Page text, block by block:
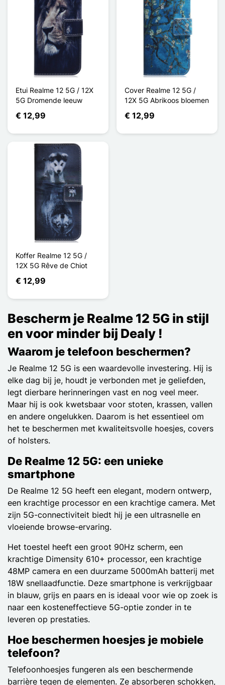
Etui Realme 12 5G / 12X
5G Dromende leeuw
€ 12,99
Cover Realme 12 5G /
12X 5G Abrikoos bloemen
€ 12,99
Koffer Realme 12 5G /
12X 5G Rêve de Chiot
€ 12,99
Bescherm je Realme 12 5G in stijl
en voor minder bij Dealy !
Waarom je telefoon beschermen?
Je Realme 12 5G is een waardevolle investering. Hij is
elke dag bij je, houdt je verbonden met je geliefden,
legt dierbare herinneringen vast en nog veel meer.
Maar hij is ook kwetsbaar voor stoten, krassen, vallen
en andere ongelukken. Daarom is het essentieel om
het te beschermen met kwaliteitsvolle hoesjes, covers
of holsters.
De Realme 12 5G: een unieke
smartphone
De Realme 12 5G heeft een elegant, modern ontwerp,
een krachtige processor en een krachtige camera. Met
zijn 5G-connectiviteit biedt hij je een ultrasnelle en
vloeiende browse-ervaring.
Het toestel heeft een groot 90Hz scherm, een
krachtige Dimensity 610+ processor, een krachtige
48MP camera en een duurzame 5000mAh batterij met
18W snellaadfunctie. Deze smartphone is verkrijgbaar
in blauw, grijs en paars en is ideaal voor wie op zoek is
naar een kosteneffectieve 5G-optie zonder in te
leveren op prestaties.
Hoe beschermen hoesjes je mobiele
telefoon?
Telefoonhoesjes fungeren als een beschermende
barrière tegen de elementen. Ze absorberen schokken,